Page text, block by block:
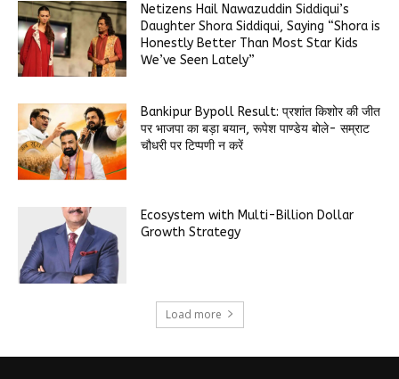
Netizens Hail Nawazuddin Siddiqui’s
Daughter Shora Siddiqui, Saying “Shora is
Honestly Better Than Most Star Kids
We’ve Seen Lately”
Bankipur Bypoll Result: प्रशांत किशोर की जीत
पर भाजपा का बड़ा बयान, रूपेश पाण्डेय बोले- सम्राट
चौधरी पर टिप्पणी न करें
Ecosystem with Multi-Billion Dollar
Growth Strategy
Load more